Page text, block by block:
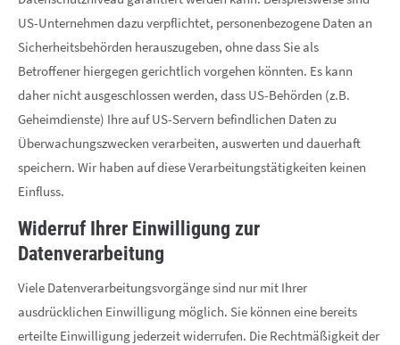
US-Unternehmen dazu verpflichtet, personenbezogene Daten an
Sicherheitsbehörden herauszugeben, ohne dass Sie als
Betroffener hiergegen gerichtlich vorgehen könnten. Es kann
daher nicht ausgeschlossen werden, dass US-Behörden (z.B.
Geheimdienste) Ihre auf US-Servern befindlichen Daten zu
Überwachungszwecken verarbeiten, auswerten und dauerhaft
speichern. Wir haben auf diese Verarbeitungstätigkeiten keinen
Einfluss.
Widerruf Ihrer Einwilligung zur
Datenverarbeitung
Viele Datenverarbeitungsvorgänge sind nur mit Ihrer
ausdrücklichen Einwilligung möglich. Sie können eine bereits
erteilte Einwilligung jederzeit widerrufen. Die Rechtmäßigkeit der